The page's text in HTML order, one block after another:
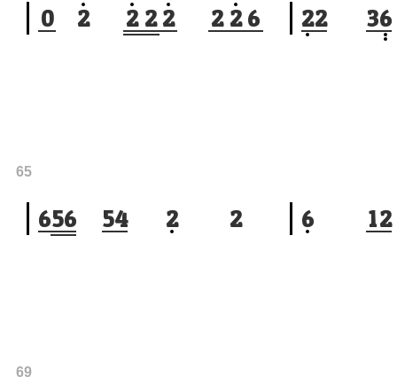
0 2 2 2 2 2 2 6 22 36
656 54 2 2
65
6 12
69